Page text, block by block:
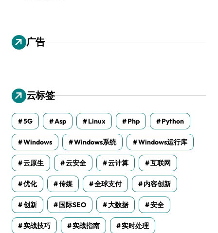
广告
云标签
5G Asp Linux Php Python
Windows Windows系统 Windows运行库
云原生 云安全 云计算 互联网
优化 传媒 全球支付 内容创新
创新 国际SEO 大数据 安全
实战技巧 实战指南 实时处理